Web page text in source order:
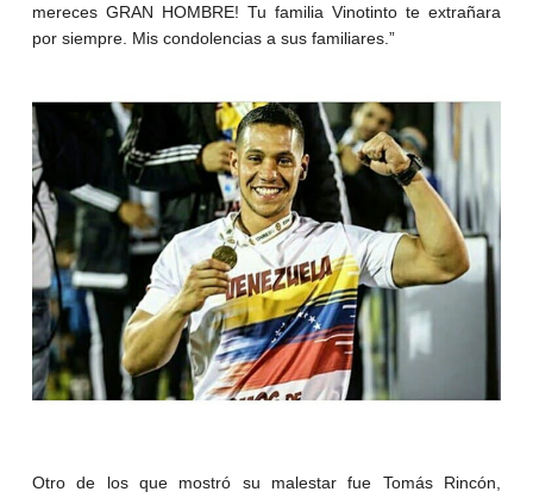
mereces GRAN HOMBRE! Tu familia Vinotinto te extrañara
por siempre. Mis condolencias a sus familiares.”
Otro de los que mostró su malestar fue Tomás Rincón,